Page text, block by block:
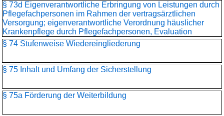
§ 73d Eigenverantwortliche Erbringung von Leistungen durch
Pflegefachpersonen im Rahmen der vertragsärztlichen
Versorgung; eigenverantwortliche Verordnung häuslicher
Krankenpflege durch Pflegefachpersonen, Evaluation
§ 74 Stufenweise Wiedereingliederung
§ 75 Inhalt und Umfang der Sicherstellung
§ 75a Förderung der Weiterbildung